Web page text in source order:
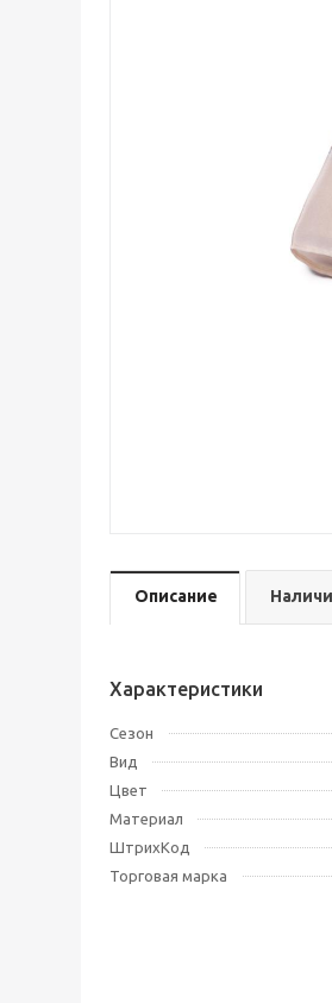
Описание
Характеристики
Сезон
Вид
Цвет
Материал
ШтрихКод
Торговая марка